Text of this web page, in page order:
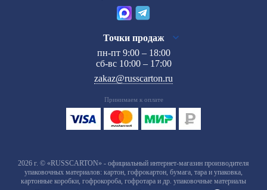
Точки продаж
пн-пт 9:00 – 18:00
сб-вс 10:00 – 17:00
zakaz@russcarton.ru
Принимаем к оплате
2026 г. © «RUSSCARTON» - официальный интернет-магазин производителя
упаковочных материалов: картон, гофрокартон, бумага, тара и упаковка,
картонные коробки, гофрокороба, гофротара и др. упаковочные материалы